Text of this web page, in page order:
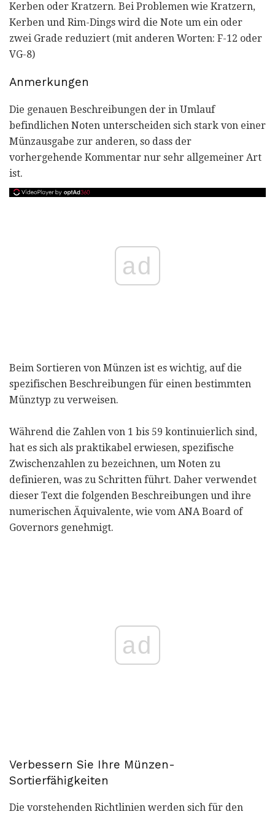
Kerben oder Kratzern. Bei Problemen wie Kratzern,
Kerben und Rim-Dings wird die Note um ein oder
zwei Grade reduziert (mit anderen Worten: F-12 oder
VG-8)
Anmerkungen
Die genauen Beschreibungen der in Umlauf
befindlichen Noten unterscheiden sich stark von einer
Münzausgabe zur anderen, so dass der
vorhergehende Kommentar nur sehr allgemeiner Art
ist.
ad
Beim Sortieren von Münzen ist es wichtig, auf die
spezifischen Beschreibungen für einen bestimmten
Münztyp zu verweisen.
Während die Zahlen von 1 bis 59 kontinuierlich sind,
hat es sich als praktikabel erwiesen, spezifische
Zwischenzahlen zu bezeichnen, um Noten zu
definieren, was zu Schritten führt. Daher verwendet
dieser Text die folgenden Beschreibungen und ihre
numerischen Äquivalente, wie vom ANA Board of
Governors genehmigt.
ad
Verbessern Sie Ihre Münzen-
Sortierfähigkeiten
Die vorstehenden Richtlinien werden sich für den